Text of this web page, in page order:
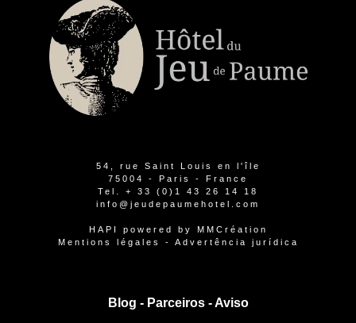
54, rue Saint Louis en l'île
75004 - Paris - France
Tel. + 33 (0)1 43 26 14 18
info@jeudepaumehotel.com
HAPI powered by
MMCréation
Mentions légales
- Advertência jurídica
Blog - Parceiros-Aviso